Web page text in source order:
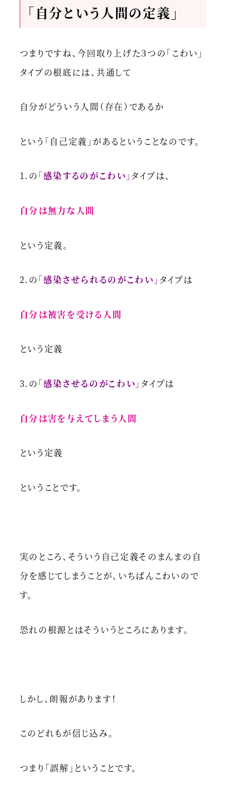
「自分という人間の定義」
つまりですね、今回取り上げた３つの「こわい」
タイプの根底には、共通して
自分がどういう人間（存在）であるか
という「自己定義」があるということなのです。
1.の 「感染するのがこわい」 タイプは、
自分は無力な人間
という定義。
2.の 「感染させられるのがこわい」 タイプは
自分は被害を受ける人間
という定義
3.の 「感染させるのがこわい」 タイプは
自分は害を与えてしまう人間
という定義
ということです。
実のところ、そういう自己定義そのまんまの自
分を感じてしまうことが、いちばんこわいので
す。
恐れの根源とはそういうところにあります。
しかし、朗報があります！
このどれもが信じ込み。
つまり「誤解」ということです。